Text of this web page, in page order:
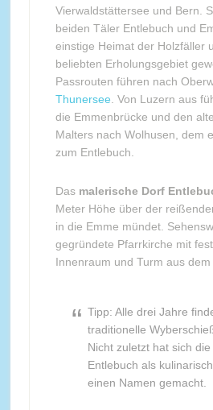
Vierwaldstättersee und Bern.
beiden Täler Entlebuch und
einstige Heimat der Holzfäller
beliebten Erholungsgebiet
Passrouten führen nach
Thunersee . Von Luzern aus
die Emmenbrücke und den
Malters nach Wolhusen, dem
zum Entlebuch.
Das malerische Dorf
Meter Höhe über der
in die Emme mündet.
gegründete Pfarrkirche mit
Innenraum und Turm aus
Tipp: Alle drei Jahre
traditionelle
Nicht zuletzt hat sich
Entlebuch als
einen Namen gemacht.